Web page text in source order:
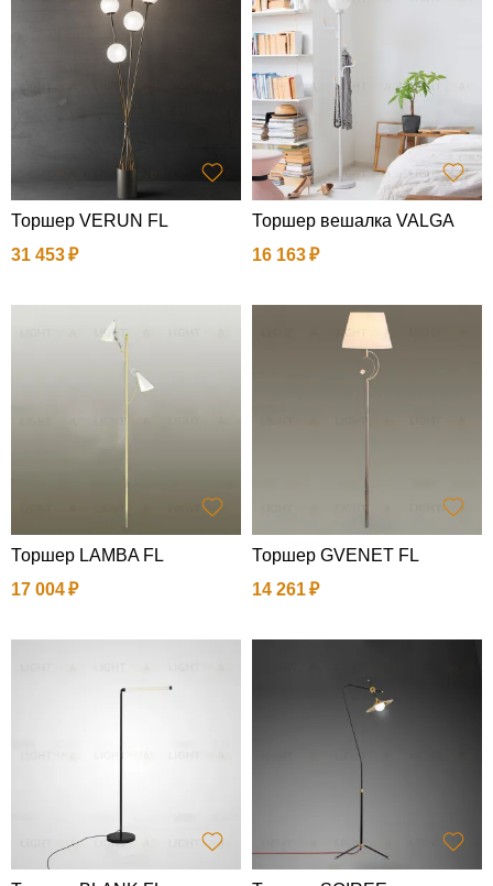
Торшер VERUN FL
31 453
Торшер вешалка VALGA
16 163
Торшер LAMBA FL
17 004
Торшер GVENET FL
14 261